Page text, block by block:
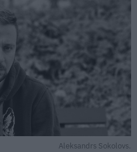
Aleksandrs Sokolovs.